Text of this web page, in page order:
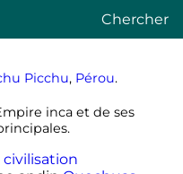
Chercher
Picchu, Pérou.
inca et de ses
civilisation